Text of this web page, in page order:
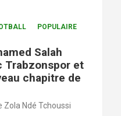
POPULAIRE
Salah
Trabzonspor et
chapitre de
Zola Ndé Tchoussi